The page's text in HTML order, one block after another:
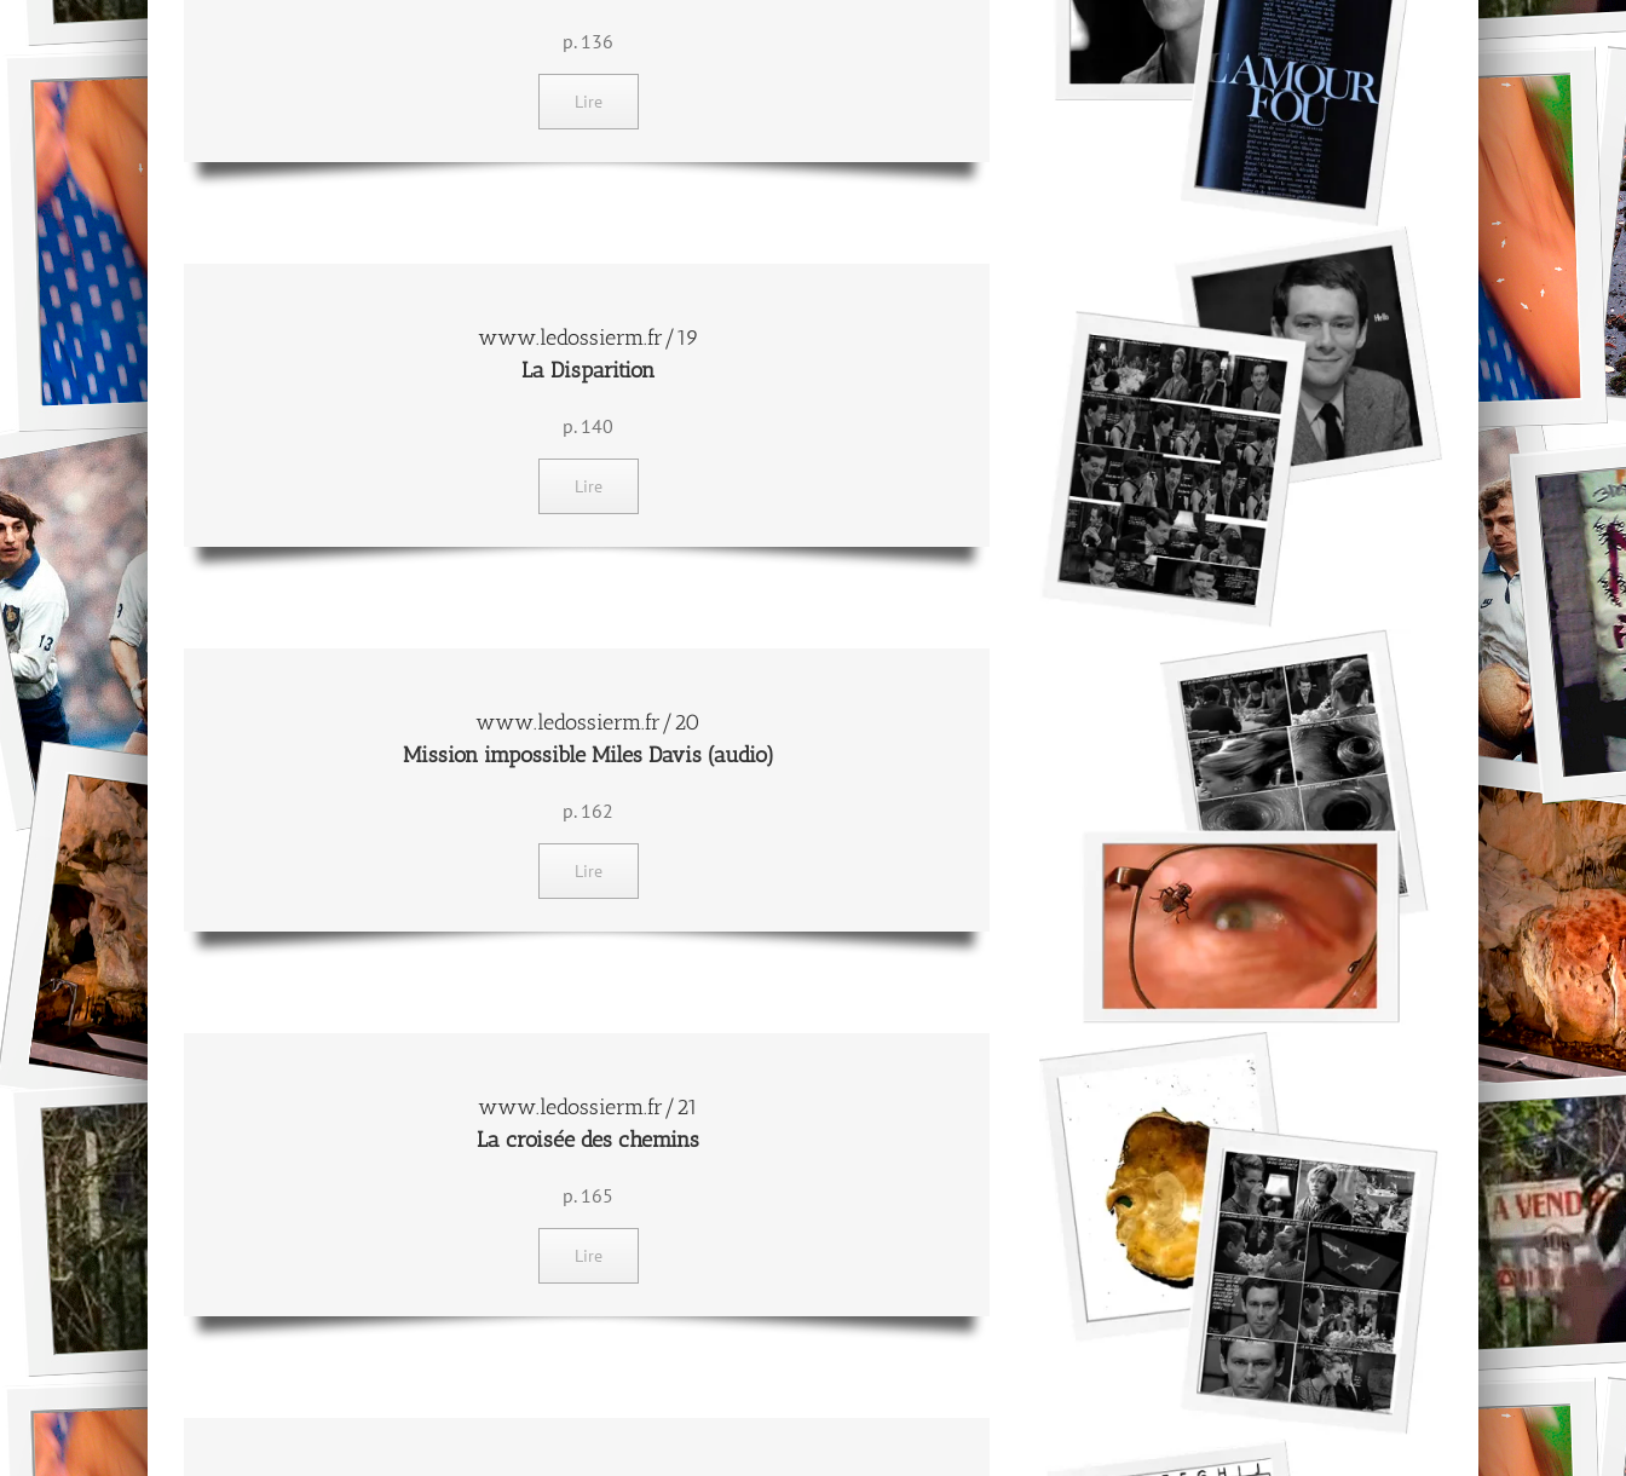
p. 136
Lire
www.ledossierm.fr/19
La Disparition
p. 140
Lire
www.ledossierm.fr/20
Mission impossible Miles Davis (audio)
p. 162
Lire
www.ledossierm.fr/21
La croisée des chemins
p. 165
Lire